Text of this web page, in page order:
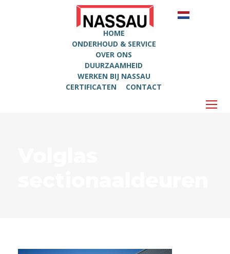
HOME
ONDERHOUD & SERVICE
OVER ONS
DUURZAAMHEID
WERKEN BIJ NASSAU
CERTIFICATEN
CONTACT